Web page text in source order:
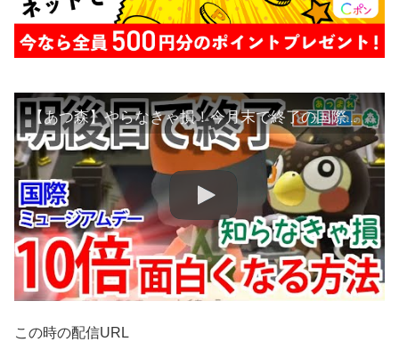
【あつ森】やらなきゃ損！今月末で終了の国際ミュージアムデーを１０倍楽しむ方法！！【あつまれどうぶつの森】
この時の配信URL